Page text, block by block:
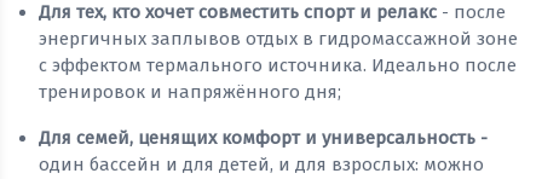
Для тех, кто хочет совместить спорт и релакс - после
энергичных заплывов отдых в гидромассажной зоне
с эффектом термального источника. Идеально после
тренировок и напряжённого дня;
Для семей, ценящих комфорт и универсальность -
один бассейн и для детей, и для взрослых: можно